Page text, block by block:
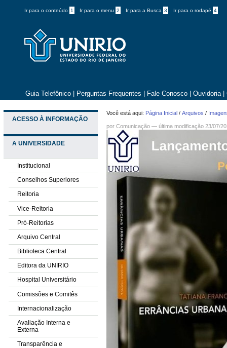
Ir para o conteúdo 1 Ir para o menu 2 Ir para a Busca 3 Ir para o rodapé 4
Guia Telefônico Perguntas Frequentes Fale Conosco Ouvidoria
ACESSO À INFORMAÇÃO
A UNIVERSIDADE
Institucional
Conselhos Superiores
Reitoria
Vice-Reitoria
Pró-Reitorias
Arquivo Central
Biblioteca Central
Editora da UNIRIO
Hospital Universitário
Comissões e Comitês
Internacionalização
Avaliação Interna e
Externa
Transparência e
Você está aqui: Página Inicial /Arquivos /
porComunicação —última modificação 23/07/